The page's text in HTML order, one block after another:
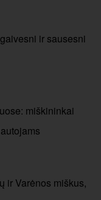
ir sausesni
miškininkai
ir Varėnos miškus,